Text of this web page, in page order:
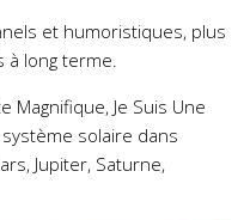
et humoristiques, plus
long terme.
Magnifique, Je Suis Une
solaire dans
Jupiter, Saturne,